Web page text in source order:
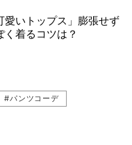
愛いトップス」膨張せず
く着るコツは？
#パンツコーデ